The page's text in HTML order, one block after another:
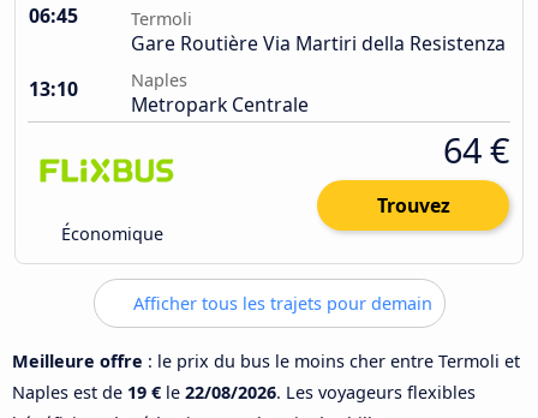
06:45 Termoli
Gare Routière Via Martiri della Resistenza
13:10
Naples
Metropark Centrale
Économique
64 €
Trouvez
Afficher tous les trajets pour demain
Meilleure offre : le prix du bus le moins cher entre Termoli et
Naples est de 19 € le 22/08/2026. Les voyageurs flexibles